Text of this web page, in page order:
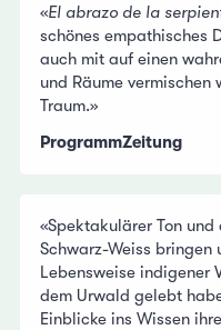
«El abrazo de la
schönes empathisches
auch mit auf einen
und Räume
Traum.»
ProgrammZeitung
«Spektakulärer Ton
Schwarz-Weiss
Lebensweise indigener
dem Urwald gelebt
Einblicke ins Wissen